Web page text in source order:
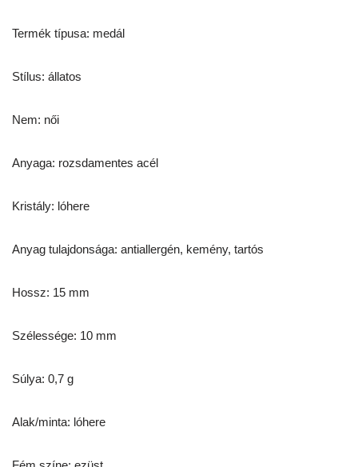
Termék típusa: medál
Stílus: állatos
Nem: női
Anyaga: rozsdamentes acél
Kristály: lóhere
Anyag tulajdonsága: antiallergén, kemény, tartós
Hossz: 15 mm
Szélessége: 10 mm
Súlya: 0,7 g
Alak/minta: lóhere